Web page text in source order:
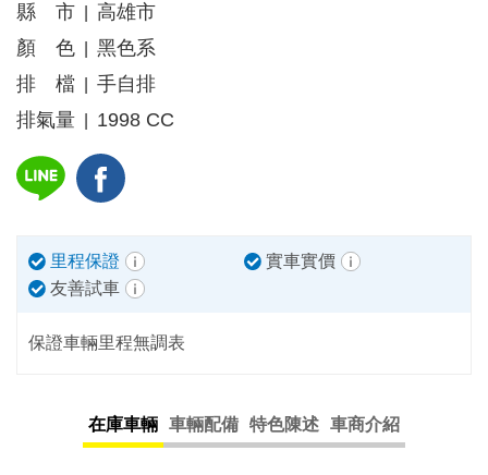
縣 市
高雄市
顏 色
黑色系
排 檔
手自排
排氣量
1998 CC
里程保證
實車實價
友善試車
保證車輛里程無調表
在庫車輛 車輛配備 特色陳述 車商介紹